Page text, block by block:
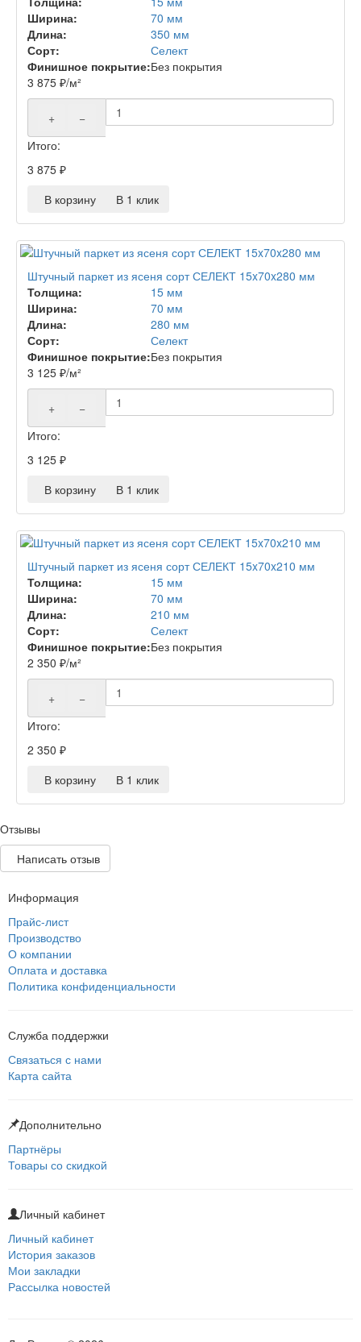
Ширина:
70 мм
Длина:
350 мм
Сорт:
Селект
Финишное покрытие:Без покрытия
3 875 ₽/м²
+
−
Итого:
3 875 ₽
В корзину
В 1 клик
Штучный паркет из ясеня сорт СЕЛЕКТ 15x70x280 мм
Толщина:
15 мм
Ширина:
70 мм
Длина:
280 мм
Сорт:
Селект
Финишное покрытие:Без покрытия
3 125 ₽/м²
+
−
Итого:
3 125 ₽
В корзину
В 1 клик
Штучный паркет из ясеня сорт СЕЛЕКТ 15x70x210 мм
Толщина:
15 мм
Ширина:
70 мм
Длина:
210 мм
Сорт:
Селект
Финишное покрытие:Без покрытия
2 350 ₽/м²
+
−
Итого:
2 350 ₽
В корзину
В 1 клик
Отзывы
Написать отзыв
Информация
Прайс-лист
Производство
О компании
Оплата и доставка
Политика конфиденциальности
Служба поддержки
Связаться с нами
Карта сайта
Дополнительно
Партнёры
Товары со скидкой
Личный кабинет
Личный кабинет
История заказов
Мои закладки
Рассылка новостей